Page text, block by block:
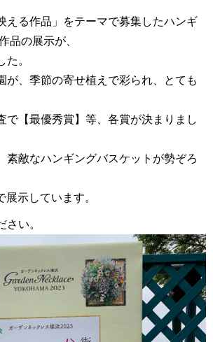
る作品」をテーマで募集したハンギ
品の展示が、
。
が、季節の寄せ植えで彩られ、とても
【最優秀賞】等、各賞が決まりまし
素敵なハンギングバスケットが勢ぞろ
展示しています。
い。